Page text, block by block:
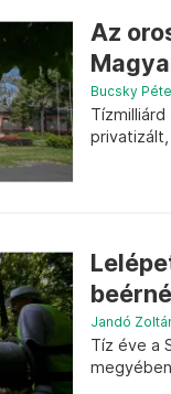
Az
Bucsky
Jandó
Tíz éve a